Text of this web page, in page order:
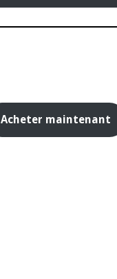
Acheter maintenant